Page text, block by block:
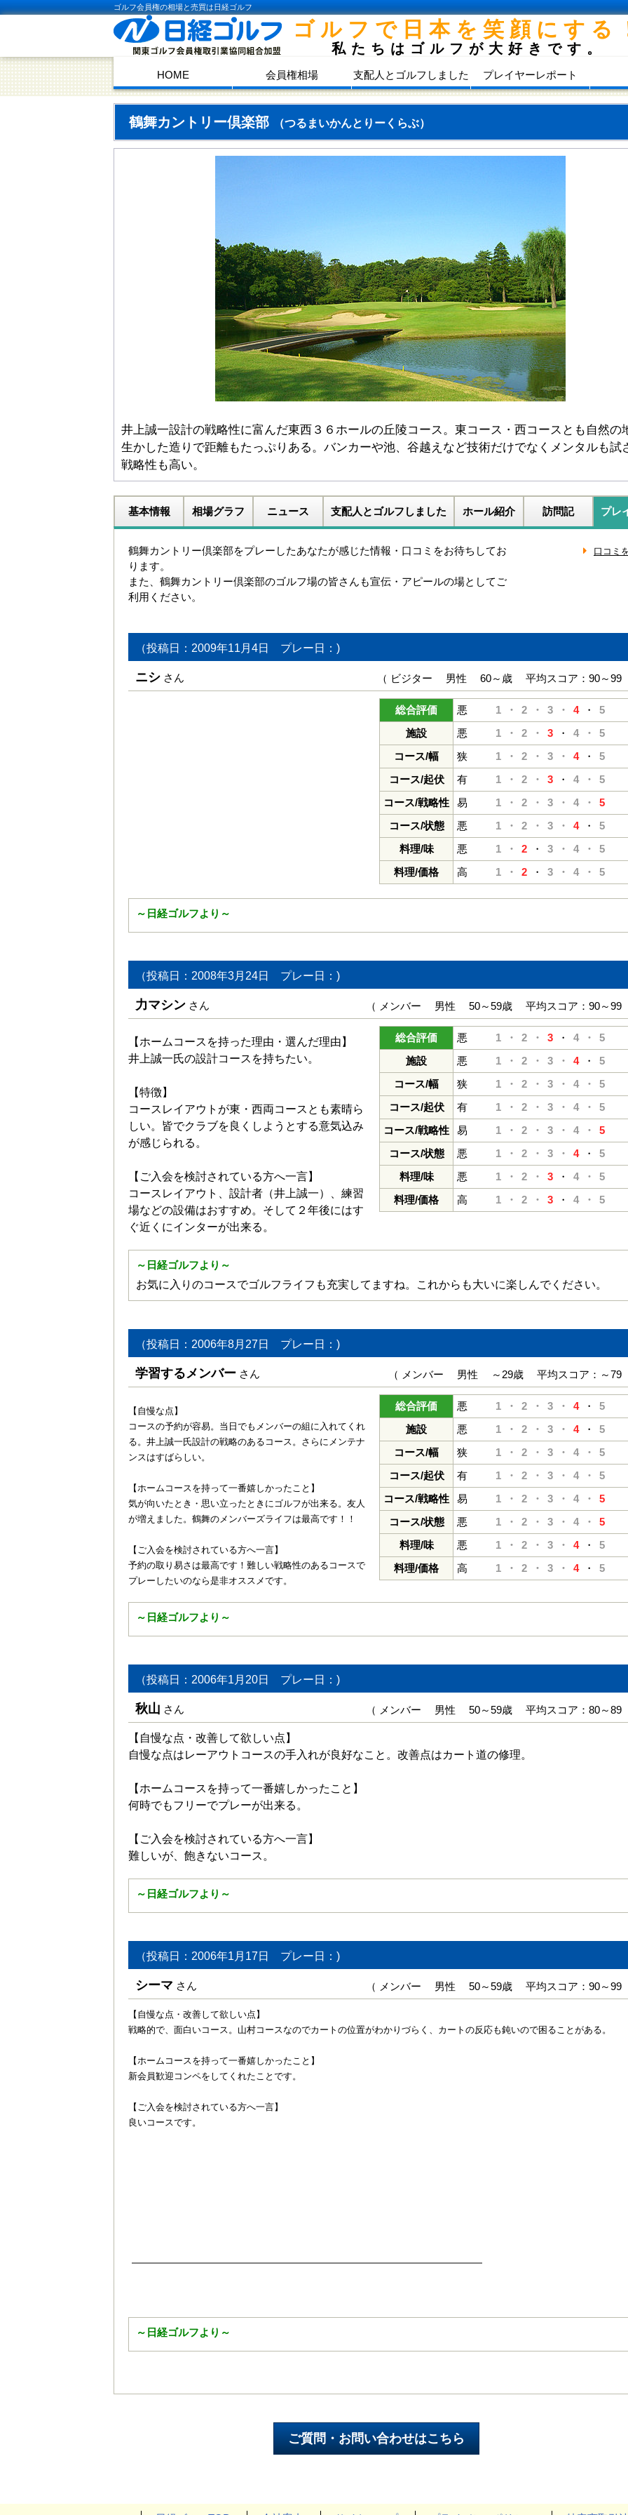
ゴルフ会員権の相場と売買は日経ゴルフ
ゴルフで日本を笑顔にする
私たちはゴルフが大好きです。
HOME 会員権相場 支配人とゴルフしました プレイヤーレポート
鶴舞カントリー倶楽部 （つるまいかんとりーくらぶ）
井上誠一設計の戦略性に富んだ東西３６ホールの丘陵コース。東コース・西コースとも自然の
生かした造りで距離もたっぷりある。バンカーや池、谷越えなど技術だけでなくメンタルも試
戦略性も高い。
基本情報 相場グラフ ニュース 支配人とゴルフしました ホール紹介 訪問記 プレ
鶴舞カントリー倶楽部をプレーしたあなたが感じた情報・口コミをお待ちしてお
ります。
また、鶴舞カントリー倶楽部のゴルフ場の皆さんも宣伝・アピールの場としてご
利用ください。
（投稿日：2009年11月4日 プレー日：)
ニシ さん （ ビジター 男性 60～歳 平均スコア：90～
総合評価 悪 1・ 2・ 3・ 4 ・ 5
施設
悪 1・ 2・ 3 ・ 4・ 5
コース/幅
狭 1・ 2・ 3・ 4 ・ 5
コース/起伏
有 1・ 2・ 3 ・ 4・ 5
コース/戦略性
易 1・ 2・ 3・ 4・ 5
コース/状態
悪 1・ 2・ 3・ 4 ・ 5
料理/味
悪 1・ 2 ・ 3・ 4・ 5
料理/価格
高 1・ 2 ・ 3・ 4・ 5
～日経ゴルフより～
（投稿日：2008年3月24日 プレー日：)
力マシン さん （ メンバー 男性 50～59歳 平均スコア：90～
【ホームコースを持った理由・選んだ理由】
井上誠一氏の設計コースを持ちたい。
【特徴】
コースレイアウトが東・西両コースとも素晴ら
しい。皆でクラブを良くしようとする意気込み
が感じられる。
【ご入会を検討されている方へ一言】
コースレイアウト、設計者（井上誠一）、練習
場などの設備はおすすめ。そして２年後にはす
ぐ近くにインターが出来る。
総合評価 悪 1・ 2・ 3 ・ 4・ 5
施設
悪 1・ 2・ 3・ 4 ・ 5
コース/幅
狭 1・ 2・ 3・ 4・ 5
コース/起伏
有 1・ 2・ 3・ 4・ 5
コース/戦略性
易 1・ 2・ 3・ 4・ 5
コース/状態
悪 1・ 2・ 3・ 4 ・ 5
料理/味
悪 1・ 2・ 3 ・ 4・ 5
料理/価格
高 1・ 2・ 3 ・ 4・ 5
～日経ゴルフより～
お気に入りのコースでゴルフライフも充実してますね。これからも大いに楽しんでください。
（投稿日：2006年8月27日 プレー日：)
学習するメンバー さん （ メンバー 男性 ～29歳 平均スコア：～
【自慢な点】
コースの予約が容易。当日でもメンバーの組に入れてくれ
る。井上誠一氏設計の戦略のあるコース。さらにメンテナ
ンスはすばらしい。
【ホームコースを持って一番嬉しかったこと】
気が向いたとき・思い立ったときにゴルフが出来る。友人
が増えました。鶴舞のメンバーズライフは最高です！！
【ご入会を検討されている方へ一言】
予約の取り易さは最高です！難しい戦略性のあるコースで
プレーしたいのなら是非オススメです。
総合評価 悪 1・ 2・ 3・ 4 ・ 5
施設
悪 1・ 2・ 3・ 4 ・ 5
コース/幅
狭 1・ 2・ 3・ 4・ 5
コース/起伏
有 1・ 2・ 3・ 4・ 5
コース/戦略性
易 1・ 2・ 3・ 4・ 5
コース/状態
悪 1・ 2・ 3・ 4・ 5
料理/味
悪 1・ 2・ 3・ 4 ・ 5
料理/価格
高 1・ 2・ 3・ 4 ・ 5
～日経ゴルフより～
（投稿日：2006年1月20日 プレー日：)
秋山 さん （ メンバー 男性 50～59歳 平均スコア：80～
【自慢な点・改善して欲しい点】
自慢な点はレーアウトコースの手入れが良好なこと。改善点はカート道の修理。
【ホームコースを持って一番嬉しかったこと】
何時でもフリーでプレーが出来る。
【ご入会を検討されている方へ一言】
難しいが、飽きないコース。
～日経ゴルフより～
（投稿日：2006年1月17日 プレー日：)
シーマ さん （ メンバー 男性 50～59歳 平均スコア：90～
【自慢な点・改善して欲しい点】
戦略的で、面白いコース。山村コースなのでカートの位置がわかりづらく、カートの反応も鈍いので困ることがある。
【ホームコースを持って一番嬉しかったこと】
新会員歓迎コンペをしてくれたことです。
【ご入会を検討されている方へ一言】
良いコースです。
～日経ゴルフより～